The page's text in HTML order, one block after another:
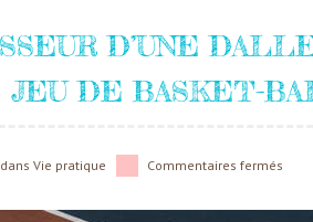
D’UNE
DE BASKET-
dans Vie pratique Commentaires fermés